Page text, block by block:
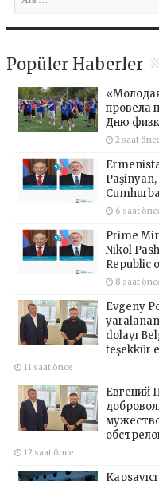
Popüler Haberler
провела
Дню
2 saat
6 saat
Prime
Nikol
Republic
8 saat
Evgeny
dolayı
teşekkür
11 saat önce
Евгений
12 saat önce